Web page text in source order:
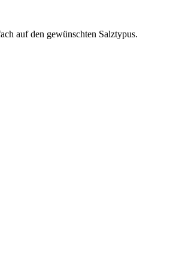
auf den gewünschten Salztypus.